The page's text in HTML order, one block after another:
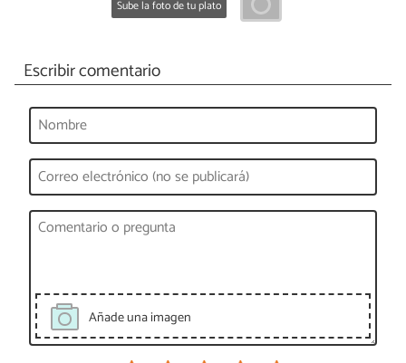
Sube la foto de tu plato
Escribir comentario
Añade una imagen